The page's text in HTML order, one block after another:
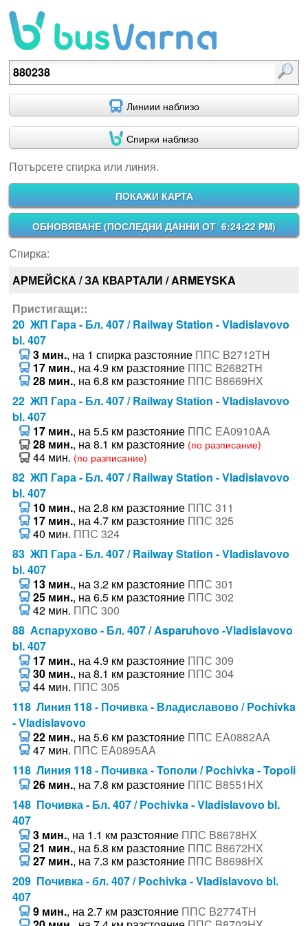
Потърсете спирка или линия.
Линиии наблизо
Спирки наблизо
Потърсете спирка или линия.
ПОКАЖИ КАРТА
ОБНОВЯВАНЕ (ПОСЛЕДНИ ДАННИ ОТ 6:24:22 PM)
Спирка:
АРМЕЙСКА / ЗА КВАРТАЛИ / ARMEYSKA
Пристигащи::
20 ЖП Гара - Бл. 407 / Railway Station - Vladislavovo
bl. 407
3 мин., на 1 спирка разстояние ППС B2712TH
17 мин., на 4.9 км разстояние ППС B2682TH
28 мин., на 6.8 км разстояние ППС B8669HX
22 ЖП Гара - Бл. 407 / Railway Station - Vladislavovo
bl. 407
17 мин., на 5.5 км разстояние ППС EA0910AA
28 мин., на 8.1 км разстояние (по разписание)
44 мин. (по разписание)
82 ЖП Гара - Бл. 407 / Railway Station - Vladislavovo
bl. 407
10 мин., на 2.8 км разстояние ППС 311
17 мин., на 4.7 км разстояние ППС 325
40 мин. ППС 324
83 ЖП Гара - Бл. 407 / Railway Station - Vladislavovo
bl. 407
13 мин., на 3.2 км разстояние ППС 301
25 мин., на 6.5 км разстояние ППС 302
42 мин. ППС 300
88 Аспарухово - Бл. 407 / Asparuhovo -Vladislavovo
bl. 407
17 мин., на 4.9 км разстояние ППС 309
30 мин., на 8.1 км разстояние ППС 304
44 мин. ППС 305
118 Линия 118 - Почивка - Владиславово / Pochivka
- Vladislavovo
22 мин., на 5.6 км разстояние ППС EA0882AA
47 мин. ППС EA0895AA
118 Линия 118 - Почивка - Тополи / Pochivka - Topoli
26 мин., на 7.8 км разстояние ППС B8551HX
148 Почивка - Бл. 407 / Pochivka - Vladislavovo bl.
407
3 мин., на 1.1 км разстояние ППС B8678HX
21 мин., на 5.8 км разстояние ППС B8672HX
27 мин., на 7.3 км разстояние ППС B8698HX
209 Почивка - бл. 407 / Pochivka - Vladislavovo bl.
407
9 мин., на 2.7 км разстояние ППС B2774TH